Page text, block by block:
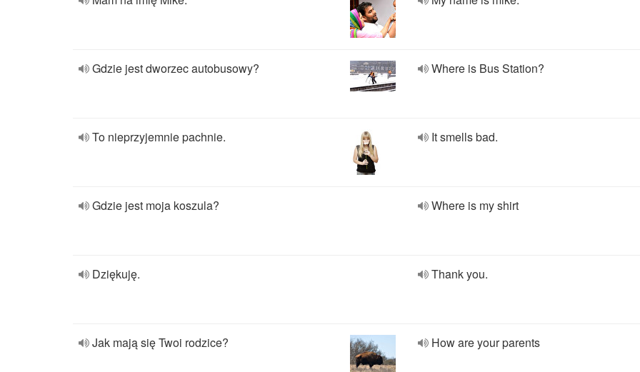
Gdzie jest dworzec autobusowy? Where is Bus Station?
To nieprzyjemnie pachnie. It smells bad.
Gdzie jest moja koszula? Where is my shirt
Dziękuję. Thank you.
Jak mają się Twoi rodzice? How are your parents